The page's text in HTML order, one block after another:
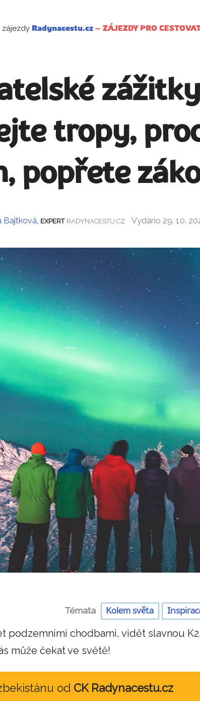
zájezdy Radynacestu.cz – ZÁJEZDY PRO
tropy,
popřete
Bajtková, EXPERT RADYNACESTU.CZ Vydáno 29. 10.
Témata Kolem světa
podzemními chodbami, vidět slavnou K2.
může čekat ve světě!
od CK Radynacestu.cz